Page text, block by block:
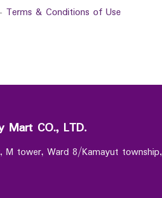
Terms & Conditions of Use
Mart CO., LTD.
M tower, Ward 8/Kamayut township,